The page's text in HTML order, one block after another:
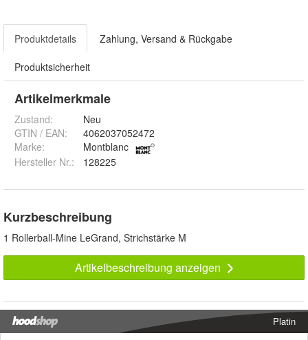
Produktdetails Zahlung, Versand & Rückgabe
Produktsicherheit
Artikelmerkmale
Zustand:
Neu
GTIN / EAN:
4062037052472
Marke:
Montblanc
Hersteller Nr.:
128225
Kurzbeschreibung
1 Rollerball-Mine LeGrand, Strichstärke M
Artikelbeschreibung anzeigen
Platin